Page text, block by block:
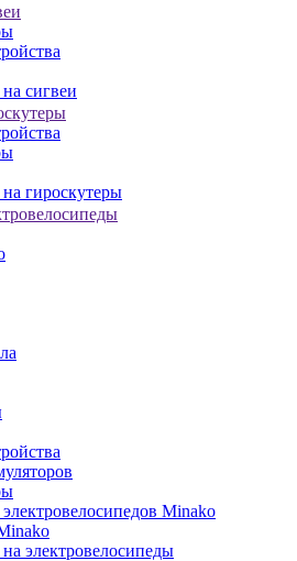
сигвеи
гироскутеры
Minako
электровелосипеды